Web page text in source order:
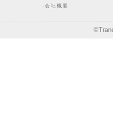
会社概要
©